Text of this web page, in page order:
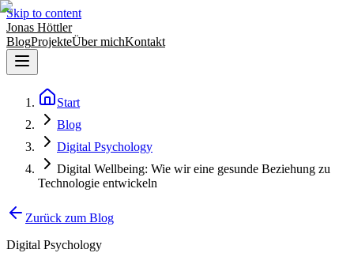
Skip to content
Jonas Höttler
BlogProjekteÜber michKontakt
Start
Blog
Digital Psychology
Digital Wellbeing: Wie wir eine gesunde Beziehung zu
Technologie entwickeln
Zurück zum Blog
Digital Psychology